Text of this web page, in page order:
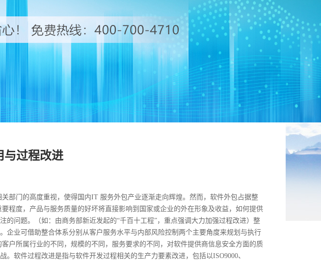
与过程改进
部门的高度重视，使得国内IT 服务外包产业逐渐走向辉煌。然而，软件外包占据整
程度，产品与服务质量的好坏将直接影响到国家或企业的外在形象及收益，如何提供
的问题。（如：由商务部新近发起的“千百十工程”，重点强调大力加强过程改进）整
企业可借助整合体系分别从客户服务水平与内部风险控制两个主要角度来规划与执行
户所属行业的不同，规模的不同，服务要求的不同，对软件提供商信息安全方面的质
软件过程改进是指与软件开发过程相关的生产力要素改进，包括以ISO9000、